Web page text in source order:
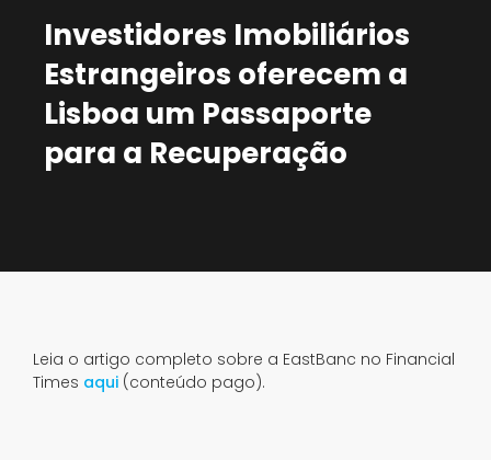
Investidores Imobiliários
Estrangeiros oferecem a
Lisboa um Passaporte
para a Recuperação
Leia o artigo completo sobre a EastBanc no Financial
Times aqui (conteúdo pago).